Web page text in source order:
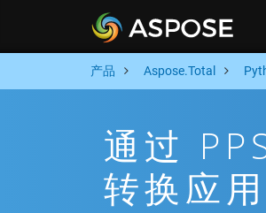
产品 Aspose.Total
通过
转换应